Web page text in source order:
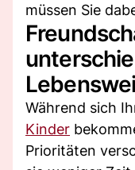
müssen Sie
Während sich
Kinder
Prioritäten